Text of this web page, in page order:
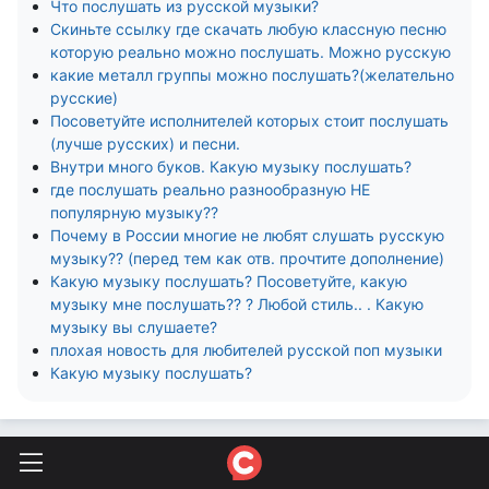
Что послушать из русской музыки?
Скиньте ссылку где скачать любую классную песню
которую реально можно послушать. Можно русскую
какие металл группы можно послушать?(желательно
русские)
Посоветуйте исполнителей которых стоит послушать
(лучше русских) и песни.
Внутри много буков. Какую музыку послушать?
где послушать реально разнообразную НЕ
популярную музыку??
Почему в России многие не любят слушать русскую
музыку?? (перед тем как отв. прочтите дополнение)
Какую музыку послушать? Посоветуйте, какую
музыку мне послушать?? ? Любой стиль.. . Какую
музыку вы слушаете?
плохая новость для любителей русской поп музыки
Какую музыку послушать?